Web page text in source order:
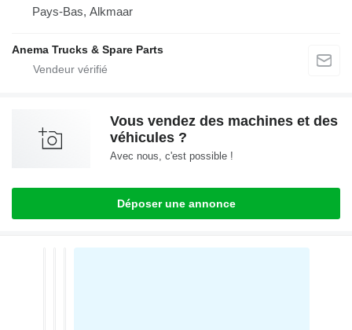
Pays-Bas, Alkmaar
Anema Trucks & Spare Parts
Vous vendez des machines et des
véhicules ?
Avec nous, c'est possible !
Déposer une annonce